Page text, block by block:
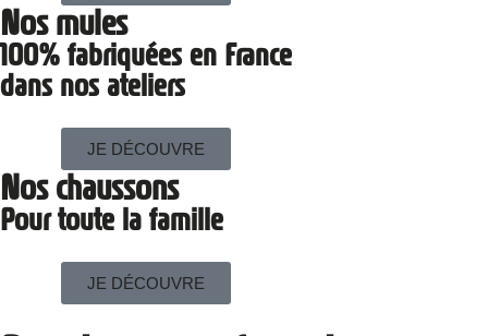
Nos mules
100% fabriquées en France
dans nos ateliers
JE DÉCOUVRE
Nos chaussons
Pour toute la famille
JE DÉCOUVRE